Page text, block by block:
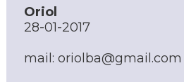
Oriol
28-01-2017
mail: oriolba@gmail.com